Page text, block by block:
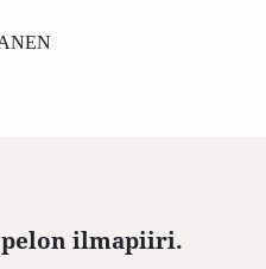
ilmapiiri.